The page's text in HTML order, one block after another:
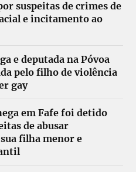
suspeitas de crimes de
e incitamento ao
e deputada na Póvoa
pelo filho de violência
gay
em Fafe foi detido
de abusar
filha menor e